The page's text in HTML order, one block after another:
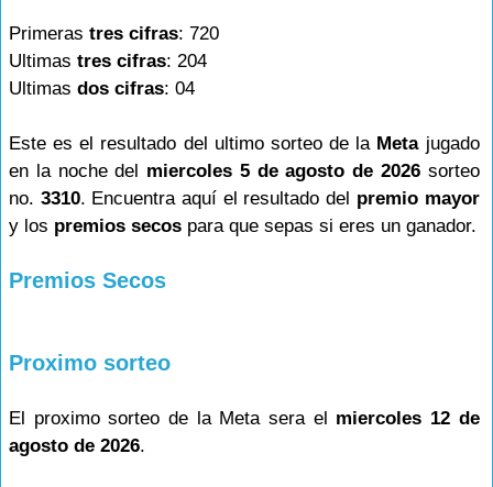
Primeras tres cifras: 720
Ultimas tres cifras: 204
Ultimas dos cifras: 04
Este es el resultado del ultimo sorteo de la Metajugado
en la noche del miercoles 5 de agosto de 2026sorteo
no. 3310. Encuentra aquí el resultado del premio mayor
y los premios secos para que sepas si eres un ganador.
Premios Secos
Proximo sorteo
El proximo sorteo de la Meta sera el miercoles 12 de
agosto de 2026.